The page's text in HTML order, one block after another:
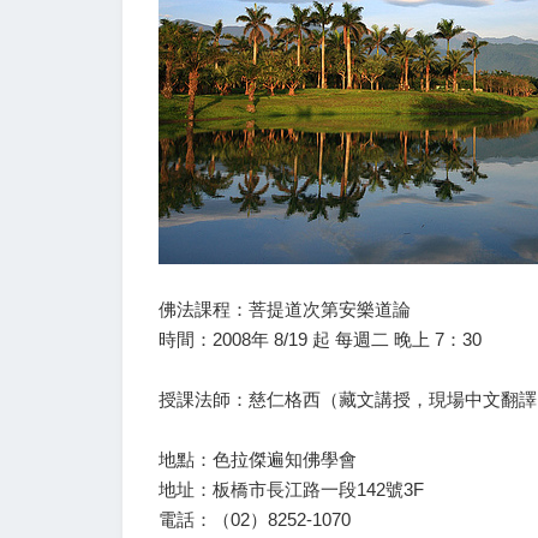
佛法課程：菩提道次第安樂道論
時間：2008年 8/19 起 每週二 晚上 7：30
授課法師：慈仁格西（藏文講授，現場中文翻
地點：色拉傑遍知佛學會
地址：板橋市長江路一段142號3F
電話：（02）8252-1070